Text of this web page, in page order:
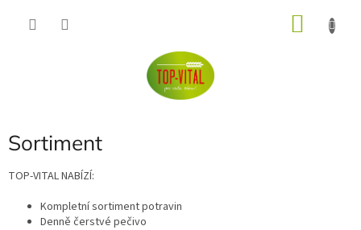
Sortiment
TOP-VITAL NABÍZÍ:
Kompletní sortiment potravin
Denně čerstvé pečivo